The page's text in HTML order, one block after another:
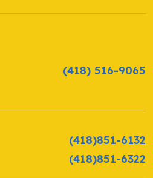
(418) 516-9065
(418)851-6132
(418)851-6322